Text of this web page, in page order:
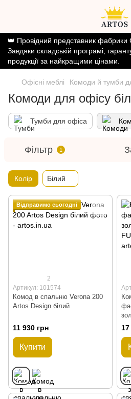
👑 Провідний представник фабрики
Завдяки складській програмі,
продукції за найкращими цінами.
Офісні меблі Комоди й тумби
Комоди для офісу
Тумби для офіса
Фільтр 1
Колір Білий
Відправимо сьогодні
2
Артикул: 101574
Комод в спальню Verona 200
Artos Design білий
11 930 грн
Купити
17